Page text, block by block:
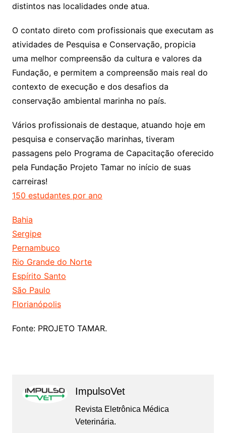
distintos nas localidades onde atua.
O contato direto com profissionais que executam as
atividades de Pesquisa e Conservação, propicia
uma melhor compreensão da cultura e valores da
Fundação, e permitem a compreensão mais real do
contexto de execução e dos desafios da
conservação ambiental marinha no país.
Vários profissionais de destaque, atuando hoje em
pesquisa e conservação marinhas, tiveram
passagens pelo Programa de Capacitação oferecido
pela Fundação Projeto Tamar no início de suas
carreiras!
150 estudantes por ano
Bahia
Sergipe
Pernambuco
Rio Grande do Norte
Espírito Santo
São Paulo
Florianópolis
Fonte: PROJETO TAMAR.
ImpulsoVet
Revista Eletrônica Médica
Veterinária.